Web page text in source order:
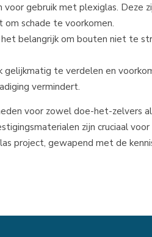
gebruik met plexiglas. Deze
schade te voorkomen.
belangrijk om bouten niet te
gelijkmatig te verdelen en
vermindert.
voor zowel doe-het-zelvers
zijn cruciaal
project, gewapend met de